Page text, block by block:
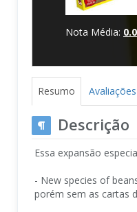
Nota Média: 0.0
Resumo Avaliações
Descrição
Essa expansão
- New species of
porém sem as cartas